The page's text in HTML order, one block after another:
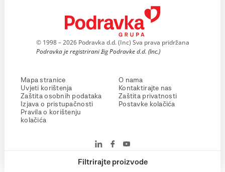
Filtrirajte proizvode
© 1998 – 2026 Podravka d.d. (Inc) Sva prava pridržana
Podravka je registrirani žig Podravke d.d. (Inc.)
Mapa stranice
Uvjeti korištenja
Zaštita osobnih podataka
Izjava o pristupačnosti
Pravila o korištenju
kolačića
O nama
Kontaktirajte nas
Zaštita privatnosti
Postavke kolačića